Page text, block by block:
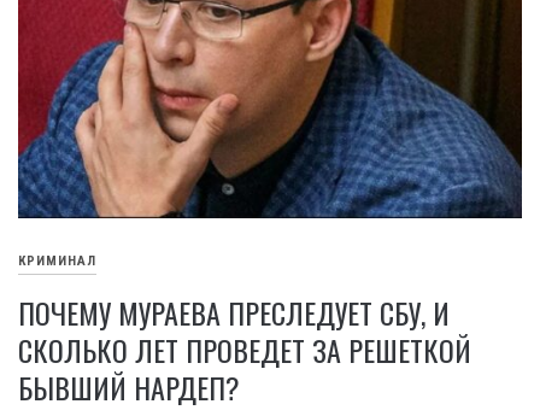
КРИМИНАЛ
ПОЧЕМУ МУРАЕВА ПРЕСЛЕДУЕТ СБУ, И
СКОЛЬКО ЛЕТ ПРОВЕДЕТ ЗА РЕШЕТКОЙ
БЫВШИЙ НАРДЕП?